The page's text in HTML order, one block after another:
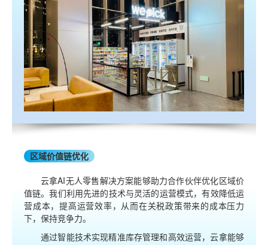
区域价值链优化
云拿AI无人零售解决方案能够助力合作伙伴优化区域价
值链。我们利用先进的技术与灵活的运营模式，有效降低运
营成本，提高运营效率，从而在关税政策带来的成本压力
下，保持竞争力。
通过智能技术实现精准库存管理和高效运营，云拿能够